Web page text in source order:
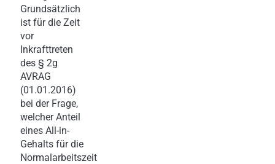
Grundsätzlich
ist für die Zeit
vor
Inkrafttreten
des § 2g
AVRAG
(01.01.2016)
bei der Frage,
welcher Anteil
eines All-in-
Gehalts für die
Normalarbeitszeit